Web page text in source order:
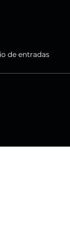
de entradas